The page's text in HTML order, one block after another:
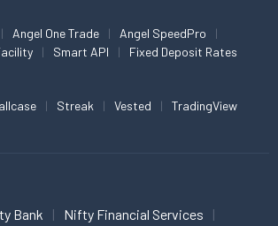
Angel One Trade
Angel SpeedPro
Smart API Fixed Deposit Rates
Streak Vested TradingView
Bank
Nifty Financial Services